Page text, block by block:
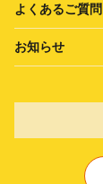
よくあるご質問
お知らせ